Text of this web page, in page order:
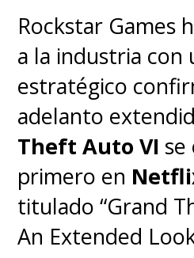
Man: Into the
DreamWorks
páginas llenas de
conceptual,
comentarios
todo el proceso
de esta
desafió los
Rockstar Games
a la industria con
estratégico
adelanto
Theft Auto VI se
primero en
titulado “Grand
An Extended